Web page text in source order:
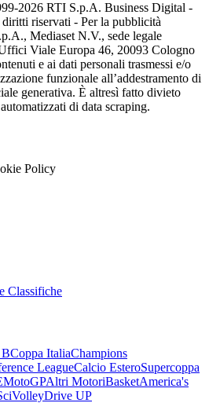
2026 RTI S.p.A. Business Digital -
riservati - Per la pubblicità
Mediaset N.V., sede legale
Viale Europa 46, 20093 Cologno
e ai dati personali trasmessi e/o
funzionale all’addestramento di
generativa. È altresì fatto divieto
di data scraping.
Policy
Classifiche
BCoppa ItaliaChampions
LeagueCalcio EsteroSupercoppa
MotoGPAltri MotoriBasketAmerica's
VolleyDrive UP